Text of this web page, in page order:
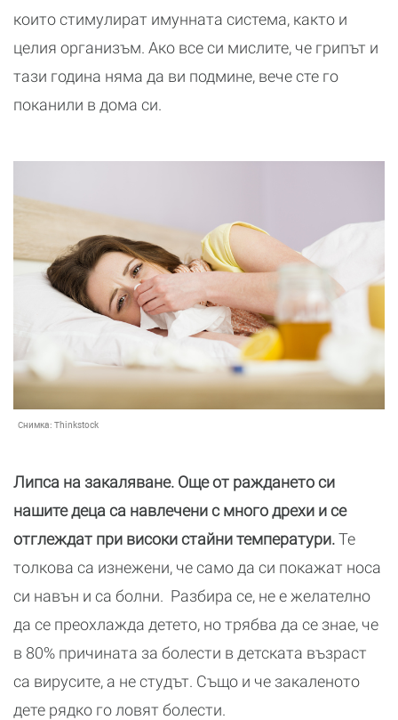
които стимулират имунната система, както и
целия организъм. Ако все си мислите, че грипът и
тази година няма да ви подмине, вече сте го
поканили в дома си.
Снимка: Thinkstock
Липса на закаляване. Още от раждането си
нашите деца са навлечени с много дрехи и се
отглеждат при високи стайни температури.Те
толкова са изнежени, че само да си покажат носа
си навън и са болни. Разбира се, не е желателно
да се преохлажда детето, но трябва да се знае, че
в 80% причината за болести в детската възраст
са вирусите, а не студът. Също и че закаленото
дете рядко го ловят болести.